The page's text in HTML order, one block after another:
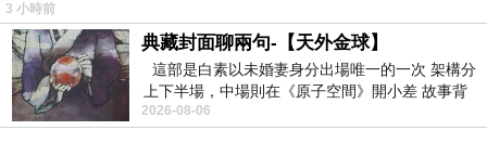
得買的
這也讓我這個平常很愛買保養品和化妝品的人又多了一個
可以大肆採購的地方，
3 小時前
典藏封面聊兩句-【天外金球】
這部是白素以未婚妻身分出場唯一的一次 架構分
上下半場，中場則在《原子空間》開小差 故事背
景影射西藏境外流亡 地下組織
2026-08-06